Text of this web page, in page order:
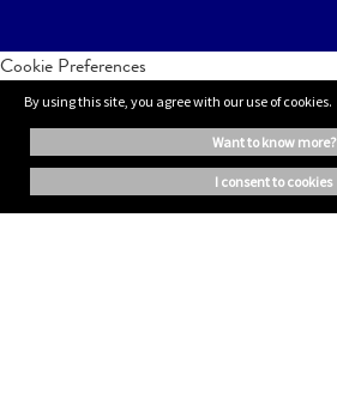
Cookie Preferences
By using this site, you agree with our use of cookies.
want to know more?
i consent to cookies